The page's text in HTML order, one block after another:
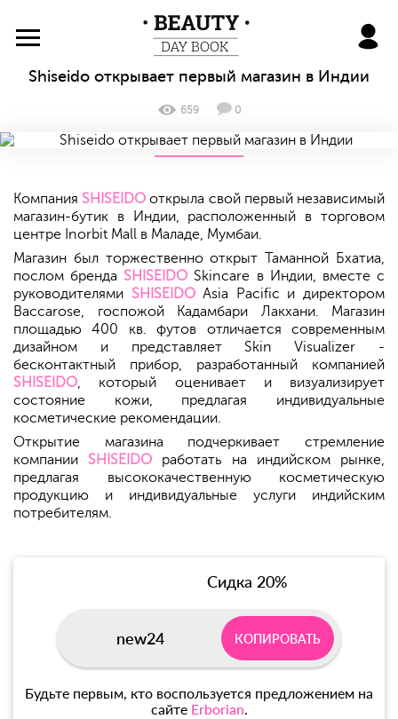
BeautyDayBook
Shiseido открывает первый магазин в Индии
659 0
Компания SHISEIDO открыла свой первый независимый
магазин-бутик в Индии, расположенный в торговом
центре Inorbit Mall в Маладе, Мумбаи.
Магазин был торжественно открыт Таманной Бхатиа,
послом бренда SHISEIDO Skincare в Индии, вместе с
руководителями SHISEIDOAsia Pacific и директором
Baccarose, госпожой Кадамбари Лакхани. Магазин
площадью 400 кв. футов отличается современным
дизайном и представляет Skin Visualizer -
бесконтактный прибор, разработанный компанией
SHISEIDO, который оценивает и визуализирует
состояние кожи, предлагая индивидуальные
косметические рекомендации.
Открытие магазина подчеркивает стремление
компании SHISEIDO работать на индийском рынке,
предлагая высококачественную косметическую
продукцию и индивидуальные услуги индийским
потребителям.
Сидка 20%
new24 КОПИРОВАТЬ
Будьте первым, кто воспользуется предложением на
сайте Erborian.